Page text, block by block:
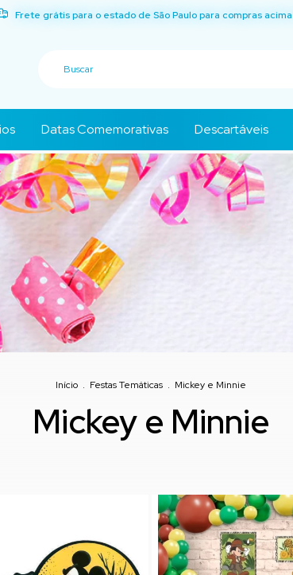
Frete grátis para o estado de São Paulo para compras
Datas Comemorativas Descartáveis
Início . Festas Temáticas . Mickey e Minnie
Mickey e Minnie